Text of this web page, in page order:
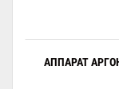
АППАРАТ